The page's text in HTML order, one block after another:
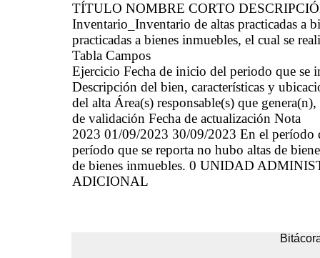
TÍTULO NOMBRE CORTO
Inventario_Inventario de altas practicadas a
practicadas a bienes inmuebles, el cual se
Tabla Campos
Ejercicio Fecha de inicio del periodo que se
Descripción del bien, características y
del alta Área(s) responsable(s) que
de validación Fecha de actualización Nota
2023 01/09/2023 30/09/2023 En el período
período que se reporta no hubo altas de
de bienes inmuebles. 0 UNIDAD
ADICIONAL